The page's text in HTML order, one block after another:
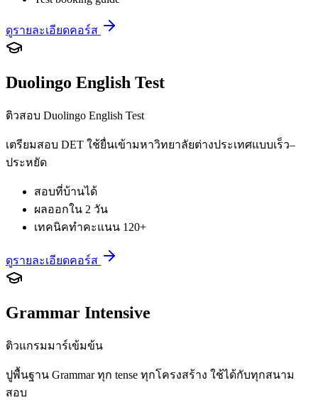
ดูรายละเอียดคอร์ส
Duolingo English Test
ติวสอบ Duolingo English Test
เตรียมสอบ DET ใช้ยื่นเข้ามหาวิทยาลัยต่างประเทศแบบเร็ว–
ประหยัด
สอบที่บ้านได้
ผลออกใน 2 วัน
เทคนิคทำคะแนน 120+
ดูรายละเอียดคอร์ส
Grammar Intensive
ติวแกรมมาร์เข้มข้น
ปูพื้นฐาน Grammar ทุก tense ทุกโครงสร้าง ใช้ได้กับทุกสนาม
สอบ